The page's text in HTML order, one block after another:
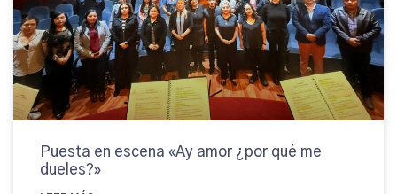
Puesta en escena «Ay amor ¿por qué me
dueles?»